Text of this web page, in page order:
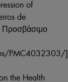
of
de
PMC4032303/]
the Health